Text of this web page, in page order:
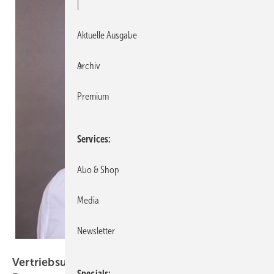
Vertriebsumstrukturierung bei Gutmann
Aktuelle Ausgabe
Archiv
Premium
Services
Abo & Shop
Media
Newsletter